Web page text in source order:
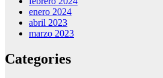
enero 2024
abril 2023
marzo 2023
Categories